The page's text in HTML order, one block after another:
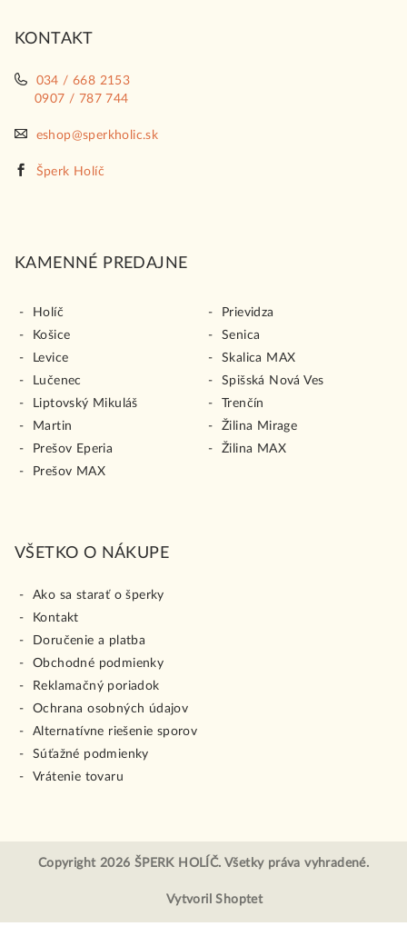
KONTAKT
034 / 668 2153
0907 / 787 744
eshop@sperkholic.sk
Šperk Holíč
KAMENNÉ PREDAJNE
Holíč
Košice
Levice
Lučenec
Liptovský Mikuláš
Martin
Prešov Eperia
Prešov MAX
Prievidza
Senica
Skalica MAX
Spišská Nová Ves
Trenčín
Žilina Mirage
Žilina MAX
VŠETKO O NÁKUPE
Ako sa starať o šperky
Kontakt
Doručenie a platba
Obchodné podmienky
Reklamačný poriadok
Ochrana osobných údajov
Alternatívne riešenie sporov
Súťažné podmienky
Vrátenie tovaru
Copyright 2026 ŠPERK HOLÍČ. Všetky práva vyhradené.
Vytvoril Shoptet